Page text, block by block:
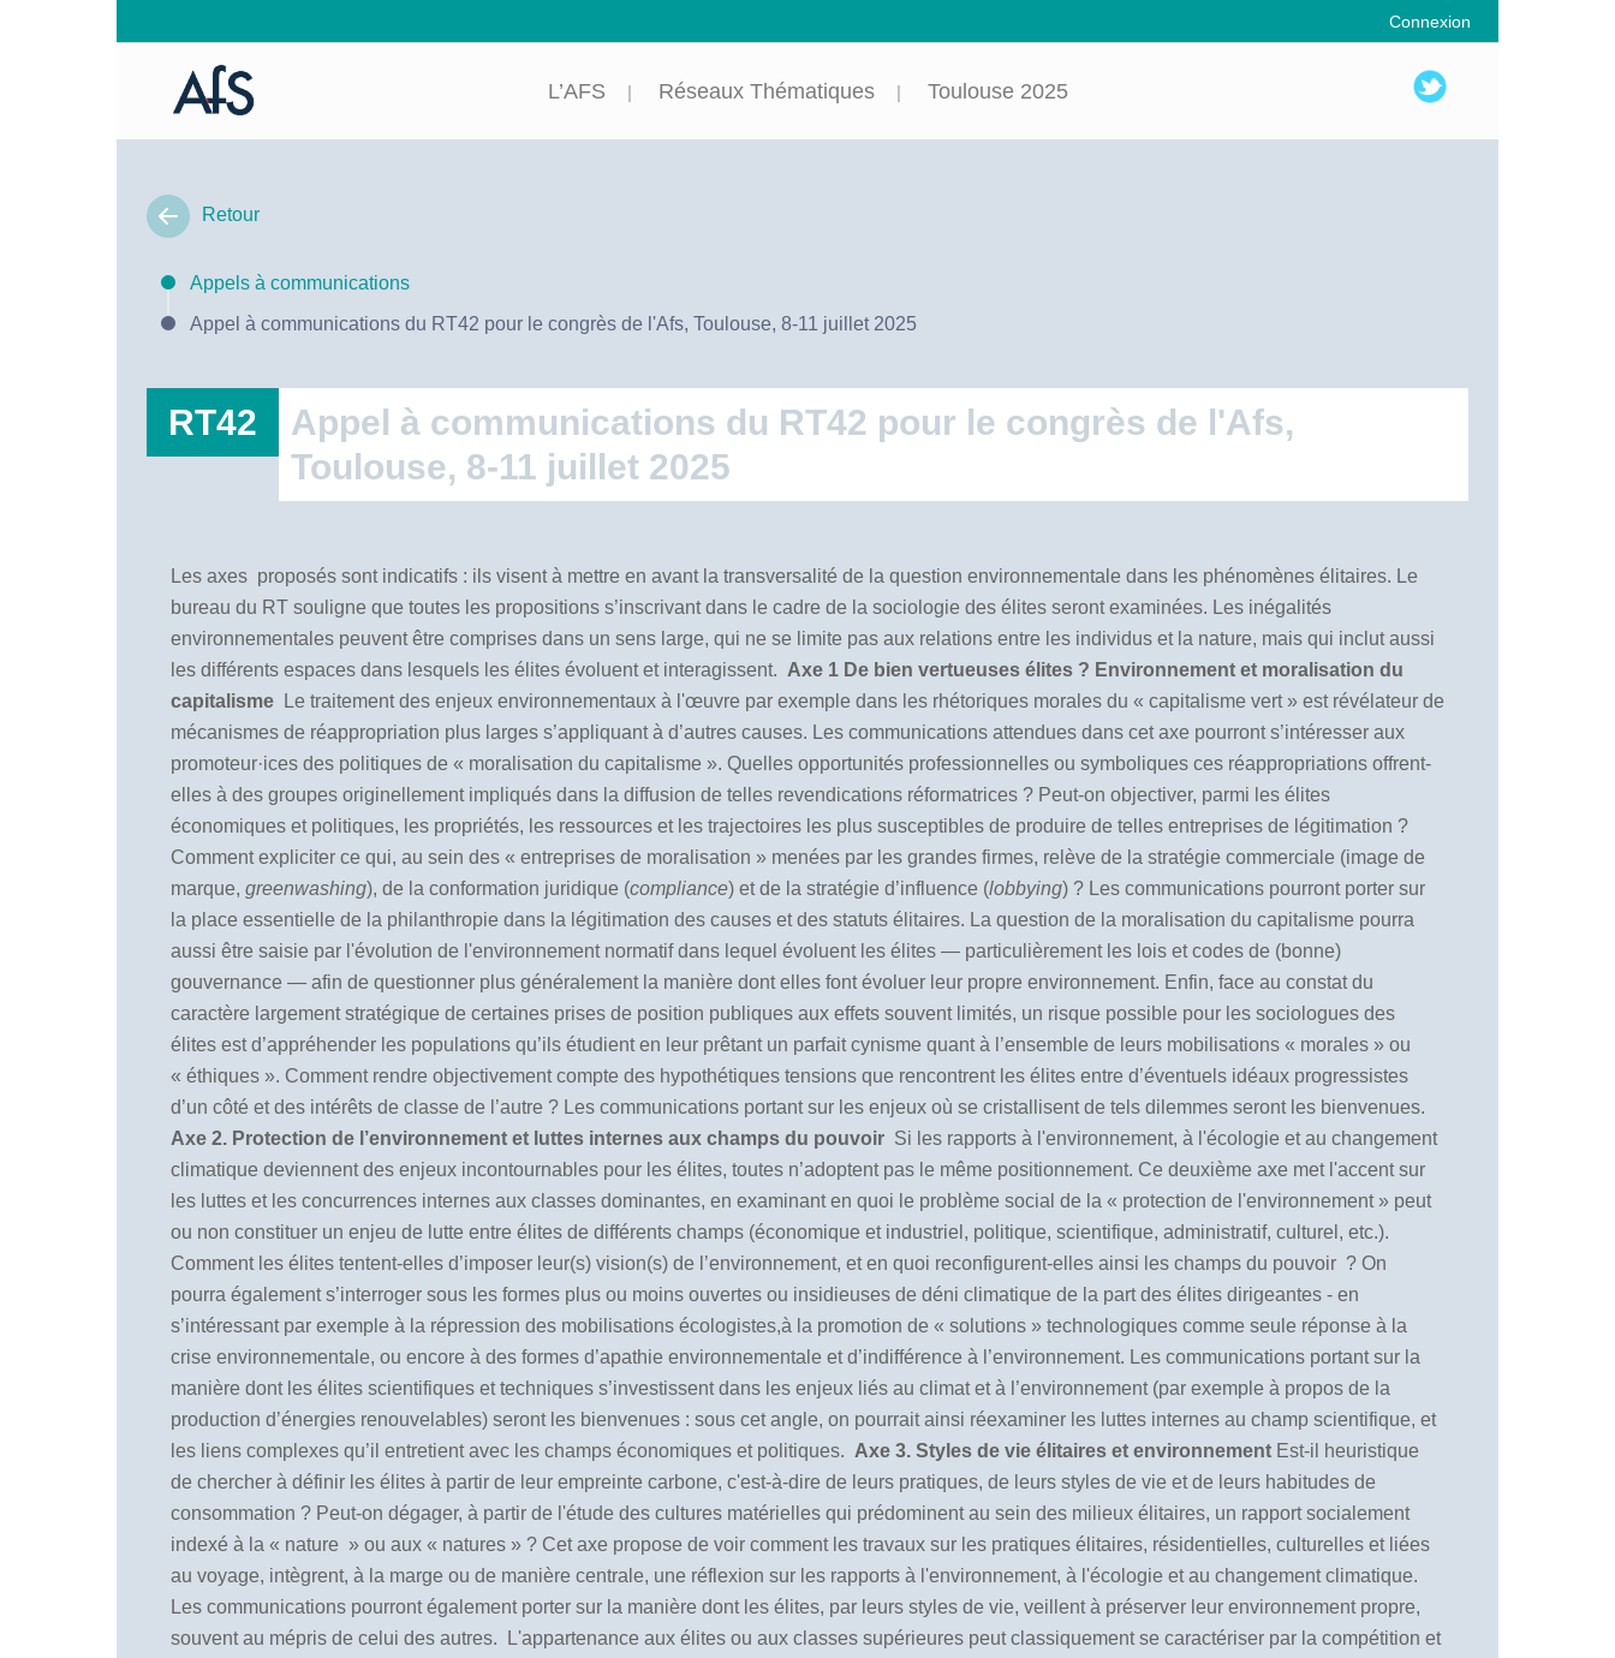
Connexion
L’AFS Réseaux Thématiques Toulouse 2025
Retour
Appels à communications
Appel à communications du RT42 pour le congrès de l'Afs, Toulouse, 8-11 juillet 2025
RT42
Appel à communications du RT42 pour le congrès de l'Afs,
Toulouse, 8-11 juillet 2025
Les axes proposés sont indicatifs : ils visent à mettre en avant la transversalité de la question environnementale dans les phénomènes élitaires. Le
bureau du RT souligne que toutes les propositions s’inscrivant dans le cadre de la sociologie des élites seront examinées. Les inégalités
environnementales peuvent être comprises dans un sens large, qui ne se limite pas aux relations entre les individus et la nature, mais qui inclut aussi
les différents espaces dans lesquels les élites évoluent et interagissent. Axe 1 De bien vertueuses élites ? Environnement et moralisation du
capitalisme
Le traitement des enjeux environnementaux à l'œuvre par exemple dans les rhétoriques morales du « capitalisme vert » est révélateur de
mécanismes de réappropriation plus larges s’appliquant à d’autres causes. Les communications attendues dans cet axe pourront s’intéresser aux
promoteur·ices des politiques de « moralisation du capitalisme ». Quelles opportunités professionnelles ou symboliques ces réappropriations offrent-
elles à des groupes originellement impliqués dans la diffusion de telles revendications réformatrices ? Peut-on objectiver, parmi les élites
économiques et politiques, les propriétés, les ressources et les trajectoires les plus susceptibles de produire de telles entreprises de légitimation ?
Comment expliciter ce qui, au sein des « entreprises de moralisation » menées par les grandes firmes, relève de la stratégie commerciale (image de
marque, greenwashing), de la conformation juridique (compliance) et de la stratégie d’influence (lobbying) ? Les communications pourront porter sur
la place essentielle de la philanthropie dans la légitimation des causes et des statuts élitaires. La question de la moralisation du capitalisme pourra
aussi être saisie par l'évolution de l'environnement normatif dans lequel évoluent les élites — particulièrement les lois et codes de (bonne)
gouvernance — afin de questionner plus généralement la manière dont elles font évoluer leur propre environnement. Enfin, face au constat du
caractère largement stratégique de certaines prises de position publiques aux effets souvent limités, un risque possible pour les sociologues des
élites est d’appréhender les populations qu’ils étudient en leur prêtant un parfait cynisme quant à l’ensemble de leurs mobilisations « morales » ou
« éthiques ». Comment rendre objectivement compte des hypothétiques tensions que rencontrent les élites entre d’éventuels idéaux progressistes
d’un côté et des intérêts de classe de l’autre ? Les communications portant sur les enjeux où se cristallisent de tels dilemmes seront les bienvenues.
Axe 2. Protection de l’environnement et luttes internes aux champs du pouvoir Si les rapports à l'environnement, à l'écologie et au changement
climatique deviennent des enjeux incontournables pour les élites, toutes n’adoptent pas le même positionnement. Ce deuxième axe met l'accent sur
les luttes et les concurrences internes aux classes dominantes, en examinant en quoi le problème social de la « protection de l'environnement » peut
ou non constituer un enjeu de lutte entre élites de différents champs (économique et industriel, politique, scientifique, administratif, culturel, etc.).
Comment les élites tentent-elles d’imposer leur(s) vision(s) de l’environnement, et en quoi reconfigurent-elles ainsi les champs du pouvoir ? On
pourra également s’interroger sous les formes plus ou moins ouvertes ou insidieuses de déni climatique de la part des élites dirigeantes - en
s’intéressant par exemple à la répression des mobilisations écologistes,à la promotion de « solutions » technologiques comme seule réponse à la
crise environnementale, ou encore à des formes d’apathie environnementale et d’indifférence à l’environnement. Les communications portant sur la
manière dont les élites scientifiques et techniques s’investissent dans les enjeux liés au climat et à l’environnement (par exemple à propos de la
production d’énergies renouvelables) seront les bienvenues : sous cet angle, on pourrait ainsi réexaminer les luttes internes au champ scientifique, et
les liens complexes qu’il entretient avec les champs économiques et politiques. Axe 3. Styles de vie élitaires et environnement Est-il heuristique
de chercher à définir les élites à partir de leur empreinte carbone, c'est-à-dire de leurs pratiques, de leurs styles de vie et de leurs habitudes de
consommation ? Peut-on dégager, à partir de l'étude des cultures matérielles qui prédominent au sein des milieux élitaires, un rapport socialement
indexé à la « nature » ou aux « natures » ? Cet axe propose de voir comment les travaux sur les pratiques élitaires, résidentielles, culturelles et liées
au voyage, intègrent, à la marge ou de manière centrale, une réflexion sur les rapports à l'environnement, à l'écologie et au changement climatique.
Les communications pourront également porter sur la manière dont les élites, par leurs styles de vie, veillent à préserver leur environnement propre,
souvent au mépris de celui des autres.
L'appartenance aux élites ou aux classes supérieures peut classiquement se caractériser par la compétition et